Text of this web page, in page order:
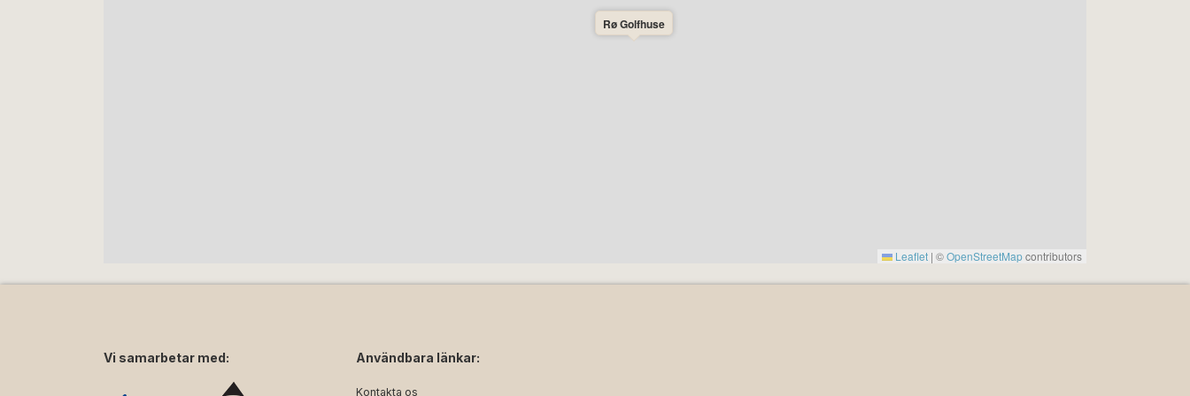
Rø Golfhuse
Leaflet | ©OpenStreetMapcontributors
Vi samarbetar med: Användbara länkar:
Kontakta os